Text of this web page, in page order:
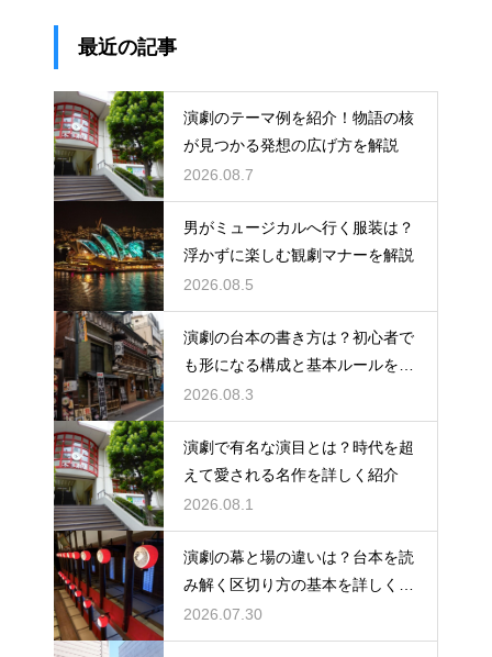
最近の記事
演劇のテーマ例を紹介！物語の核
が見つかる発想の広げ方を解説
2026.08.7
男がミュージカルへ行く服装は？
浮かずに楽しむ観劇マナーを解説
2026.08.5
演劇の台本の書き方は？初心者で
も形になる構成と基本ルールを解
説
2026.08.3
演劇で有名な演目とは？時代を超
えて愛される名作を詳しく紹介
2026.08.1
演劇の幕と場の違いは？台本を読
み解く区切り方の基本を詳しく解
説
2026.07.30